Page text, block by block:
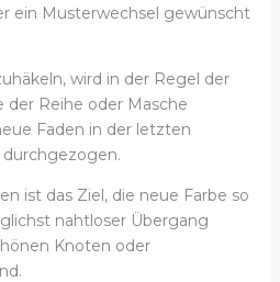
ein Musterwechsel gewünscht
wird in der Regel der
der Reihe oder Masche
Faden in der letzten
durchgezogen.
ist das Ziel, die neue Farbe so
nahtloser Übergang
Knoten oder